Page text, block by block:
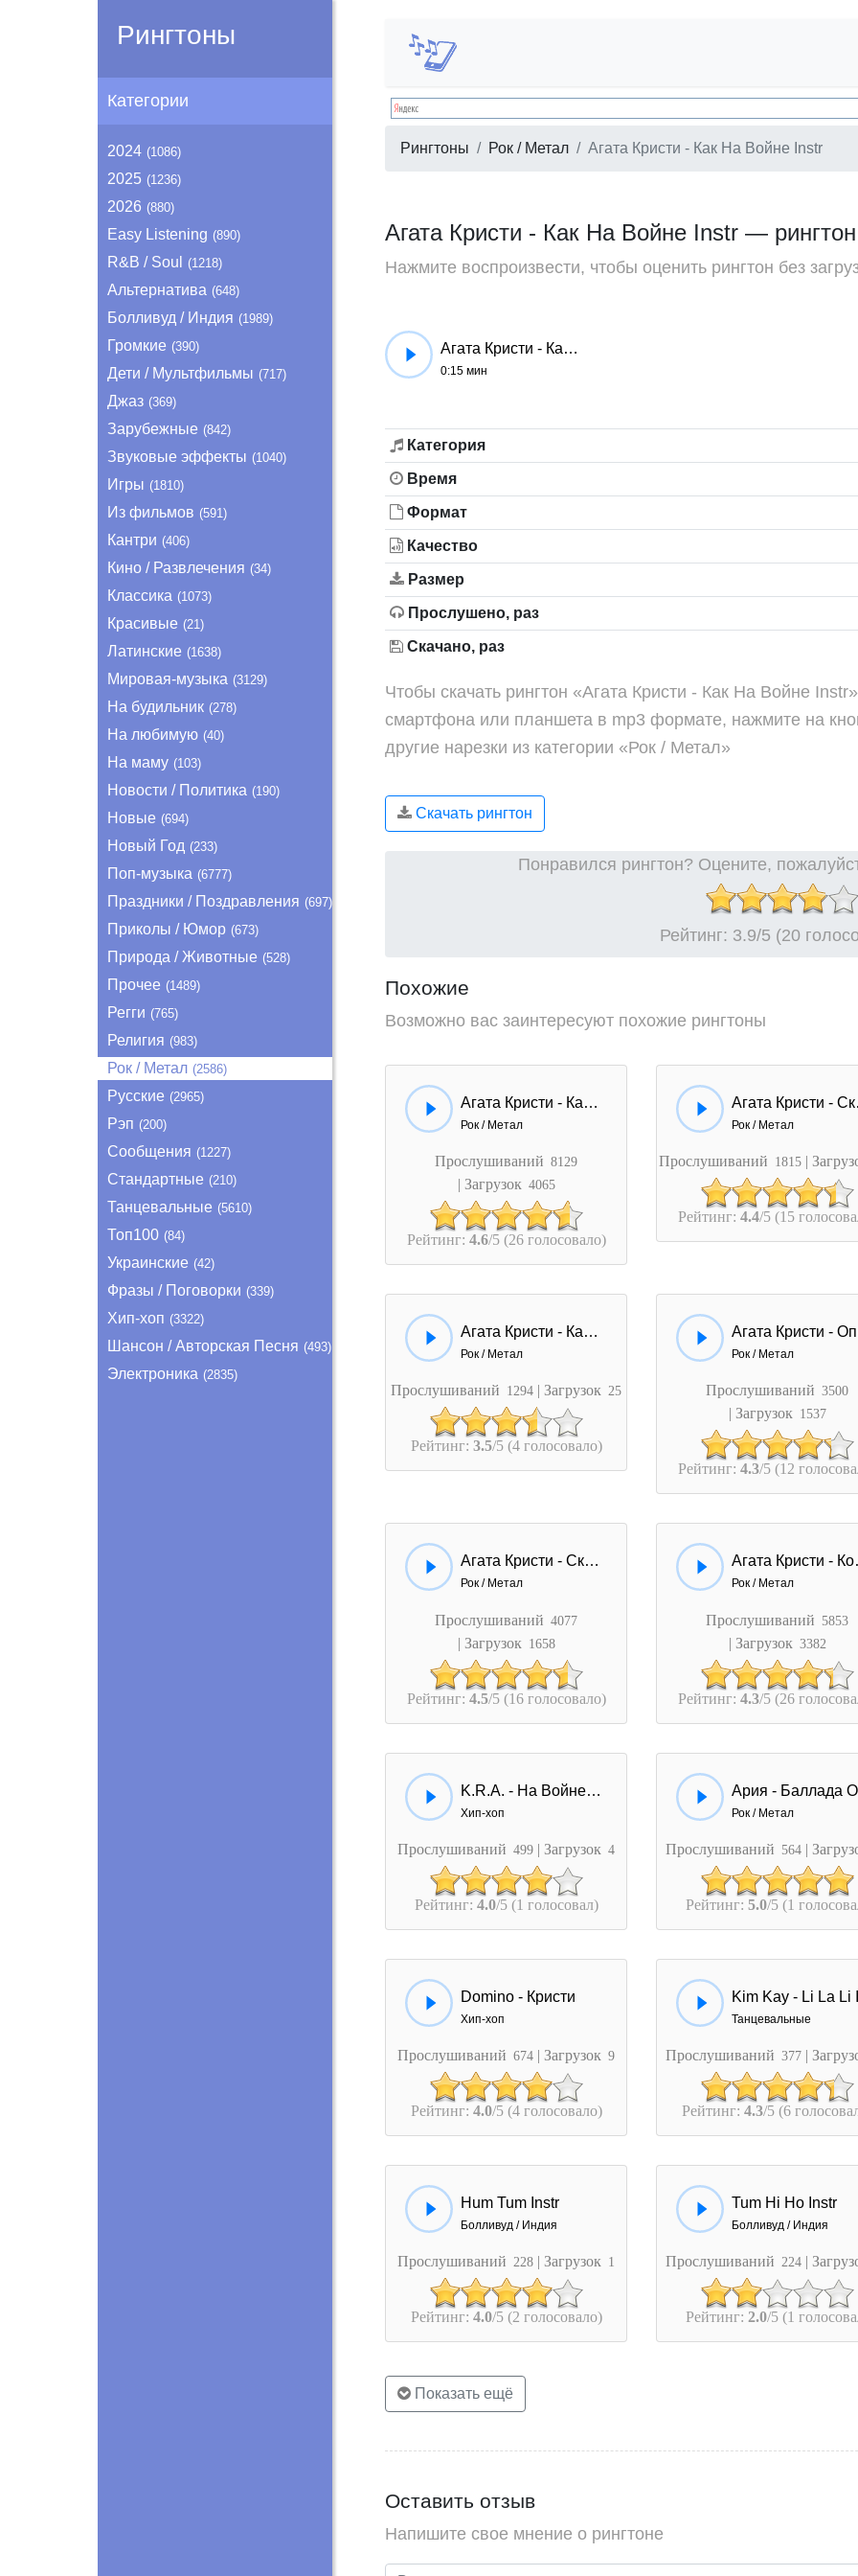
Рингтоны
Категории
2024 (1086)
2025 (1236)
2026 (880)
Easy Listening (890)
R&B / Soul (1218)
Альтернатива (648)
Болливуд / Индия (1989)
Громкие (390)
Дети / Мультфильмы (717)
Джаз (369)
Зарубежные (842)
Звуковые эффекты (1040)
Игры (1810)
Из фильмов (591)
Кантри (406)
Кино / Развлечения (34)
Классика (1073)
Красивые (21)
Латинские (1638)
Мировая-музыка (3129)
На будильник (278)
На любимую (40)
На маму (103)
Новости / Политика (190)
Новые (694)
Новый Год (233)
Поп-музыка (6777)
Праздники / Поздравления (697)
Приколы / Юмор (673)
Природа / Животные (528)
Прочее (1489)
Регги (765)
Религия (983)
Рок / Метал (2586)
Русские (2965)
Рэп (200)
Сообщения (1227)
Стандартные (210)
Танцевальные (5610)
Топ100 (84)
Украинские (42)
Фразы / Поговорки (339)
Хип-хоп (3322)
Шансон / Авторская Песня (493)
Электроника (2835)
Рингтоны Рок / Метал Агата Кристи - Как На Войне Instr
Агата Кристи - Как На Войне Instr —
Нажмите воспроизвести, чтобы оценить рингтон без
Агата Кристи - Как На Войне Instr
0:15 мин
Категория
Время
Формат
Качество
Размер
Прослушено, раз
Скачано, раз
Чтобы скачать рингтон «Агата Кристи - Как На Войне
смартфона или планшета в mp3 формате, нажмите на
другие нарезки из категории «Рок / Метал»
Скачать рингтон
Понравился рингтон? Оцените,
Рейтинг: 3.9/5 (20
Похожие
Возможно вас заинтересуют похожие рингтоны
Агата Кристи - Как На Войне
Рок / Метал
Прослушиваний 8129
| Загрузок 4065
Рейтинг: 4.6/5 (26 голосовало)
Рок / Метал
Прослушиваний 1815 |
Рейтинг: 4.4/5 (15
Агата Кристи - Канкан
Рок / Метал
Прослушиваний 1294 | Загрузок 25
Рейтинг: 3.5/5 (4 голосовало)
Рок / Метал
Прослушиваний 3500
| Загрузок 1537
Рейтинг: 4.3/5 (12
Агата Кристи - Сказочная Тайга
Рок / Метал
Прослушиваний 4077
| Загрузок 1658
Рейтинг: 4.5/5 (16 голосовало)
Рок / Метал
Прослушиваний 5853
| Загрузок 3382
Рейтинг: 4.3/5 (26
K.R.A. - На Войне Как На Войне
Хип-хоп
Прослушиваний 499 | Загрузок 4
Рейтинг: 4.0/5 (1 голосовал)
Рок / Метал
Прослушиваний 564 |
Рейтинг: 5.0/5 (1
Domino - Кристи
Хип-хоп
Прослушиваний 674 | Загрузок 9
Рейтинг: 4.0/5 (4 голосовало)
Танцевальные
Прослушиваний 377 |
Рейтинг: 4.3/5 (6
Hum Tum Instr
Болливуд / Индия
Прослушиваний 228 | Загрузок 1
Рейтинг: 4.0/5 (2 голосовало)
Tum Hi Ho Instr
Болливуд / Индия
Прослушиваний 224 |
Рейтинг: 2.0/5 (1
Показать ещё
Оставить отзыв
Напишите свое мнение о рингтоне